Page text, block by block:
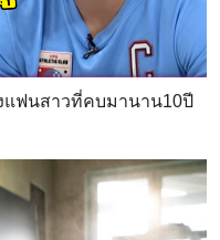
ฟนสาวที่คบมานาน10ปี